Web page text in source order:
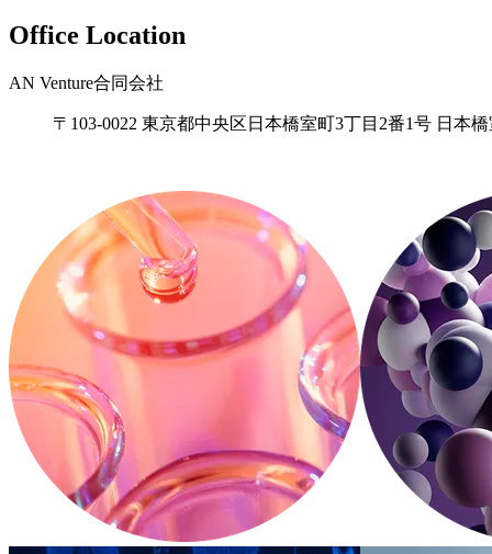
Office Location
AN Venture合同会社
〒103-0022 東京都中央区日本橋室町3丁目2番1号 日本